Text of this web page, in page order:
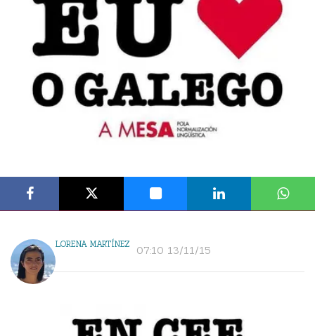
LORENA MARTÍNEZ 07:10 13/11/15